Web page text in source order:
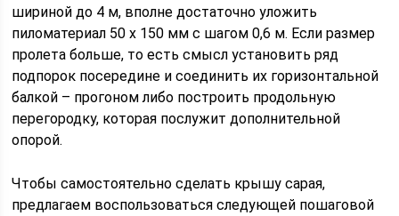
шириной до 4 м, вполне достаточно уложить
пиломатериал 50 х 150 мм с шагом 0,6 м. Если размер
пролета больше, то есть смысл установить ряд
подпорок посередине и соединить их горизонтальной
балкой – прогоном либо построить продольную
перегородку, которая послужит дополнительной
опорой.
Чтобы самостоятельно сделать крышу сарая,
предлагаем воспользоваться следующей пошаговой